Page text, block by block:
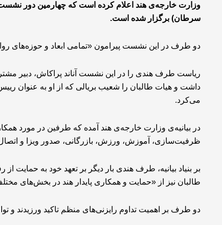
وزارت خارجه‌ی هند اعلام کرده است که چهارمین دور
سرطان) برگزار شده است.
دو طرف در این نشست پیرامون «تمامی ابعاد و حوزه‌های
ریاست طرف هندی را در این نشست آناند پراکاش، دبیر
داشت و هیات طالبان را شعیب بریالی که از او به عنوان
می‌کرد.
در بیانیه‌ی وزارت خارجه‌ی هند آمده که طرفین در مورد
ظرفیت‌سازی، آموزش، ورزش، بازرگانی، صدور ویزا و
بر بنیاد بیانیه، طرف هندی بار دیگر بر تعهد خود به حمایت
طالبان نیز از «حمایت و همکاری پایدار هند در بخش‌های
دو طرف بر اهمیت تداوم رایزنی‌های منظم تاکید ورزیدند و